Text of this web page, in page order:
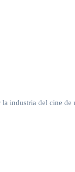
del cine de